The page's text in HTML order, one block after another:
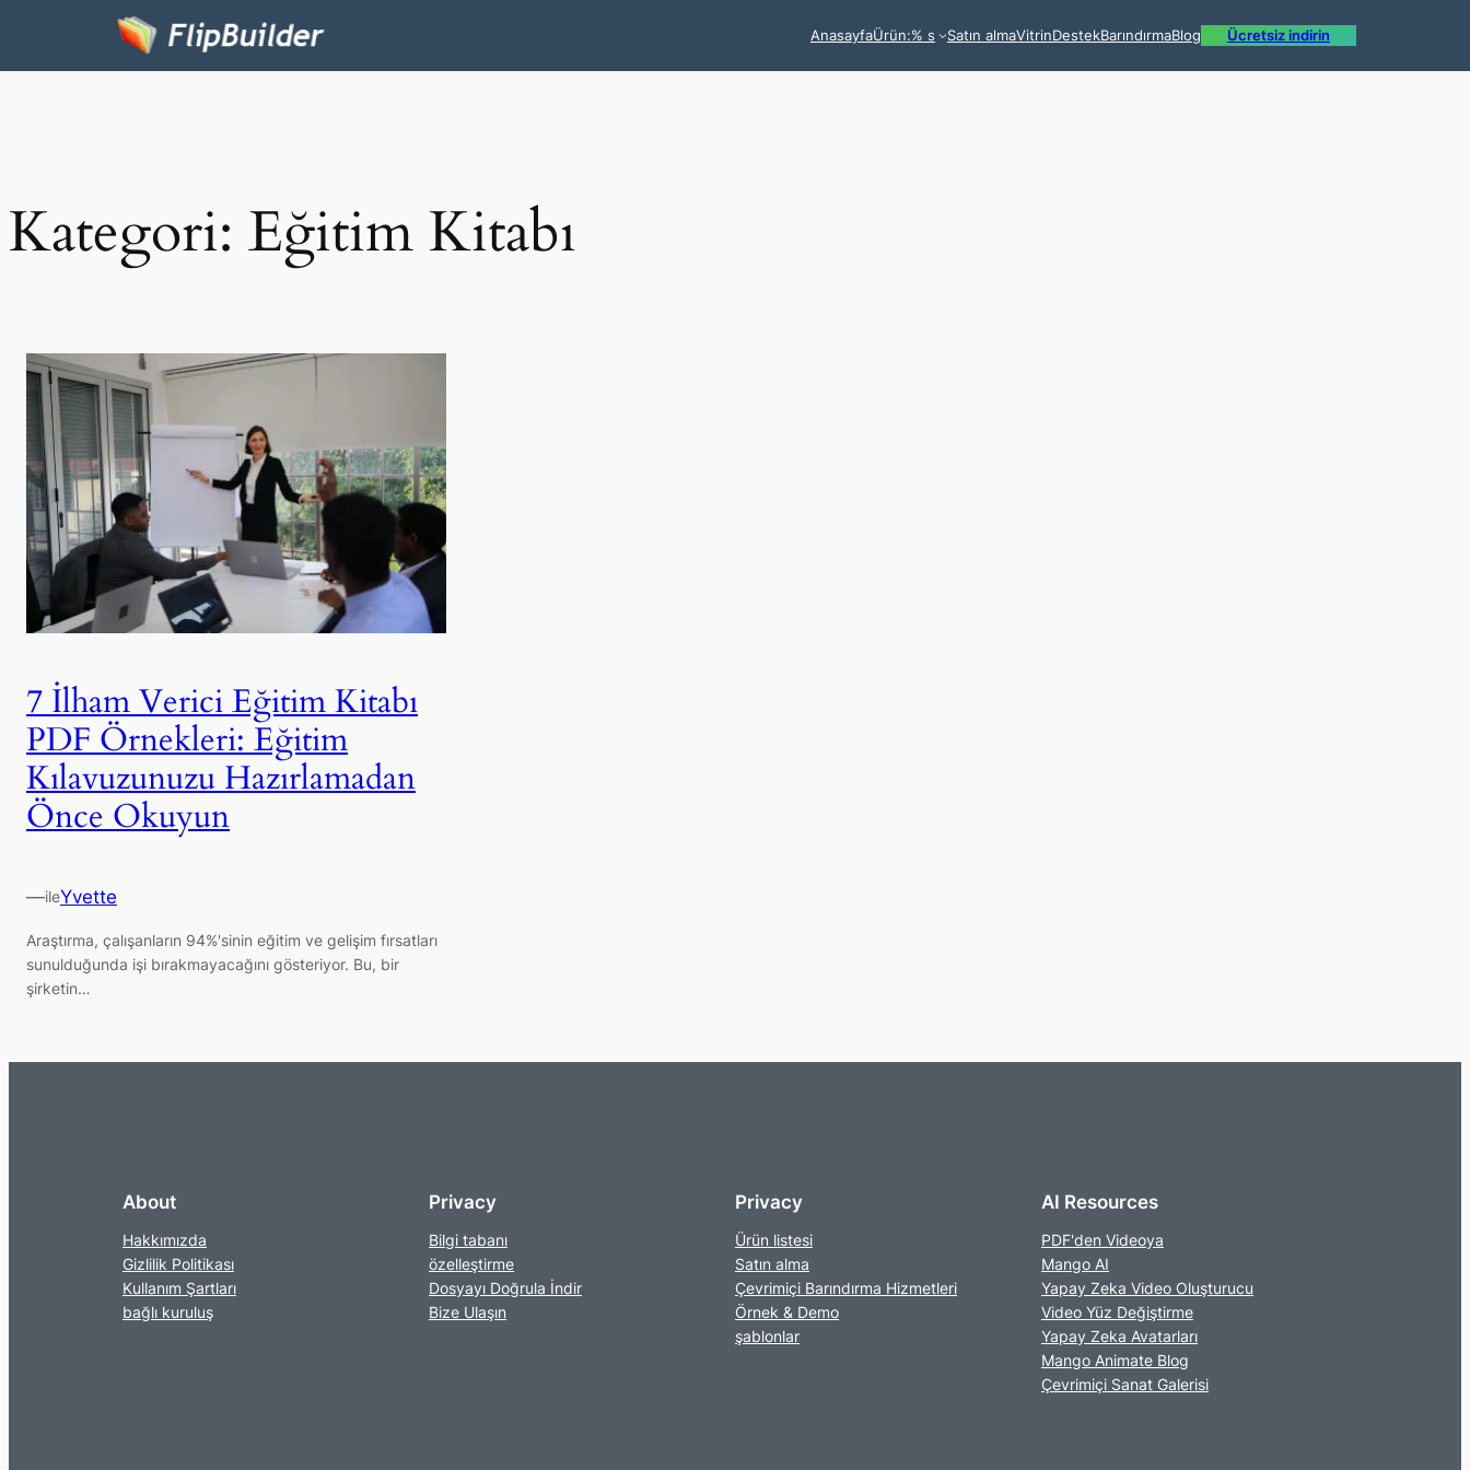
AnasayfaÜrün:% s Satın almaVitrinDestekBarındırmaBlog Ücretsiz indirin
Kategori: Eğitim Kitabı
7 İlham Verici Eğitim Kitabı
PDF Örnekleri: Eğitim
Kılavuzunuzu Hazırlamadan
Önce Okuyun
—ileYvette
Araştırma, çalışanların 94%'sinin eğitim ve gelişim fırsatları
sunulduğunda işi bırakmayacağını gösteriyor. Bu, bir
şirketin…
About
Hakkımızda
Gizlilik Politikası
Kullanım Şartları
bağlı kuruluş
Privacy
Bilgi tabanı
özelleştirme
Dosyayı Doğrula İndir
Bize Ulaşın
Privacy
Ürün listesi
Satın alma
Çevrimiçi Barındırma Hizmetleri
Örnek & Demo
şablonlar
AI Resources
PDF'den Videoya
Mango AI
Yapay Zeka Video Oluşturucu
Video Yüz Değiştirme
Yapay Zeka Avatarları
Mango Animate Blog
Çevrimiçi Sanat Galerisi